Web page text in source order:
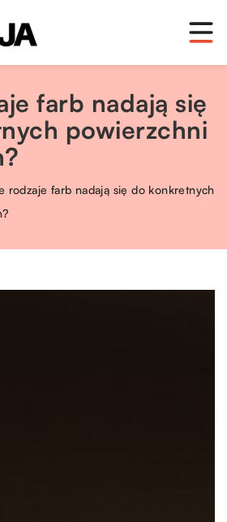
farb nadają się
powierzchni
rodzaje farb nadają się do konkretnych